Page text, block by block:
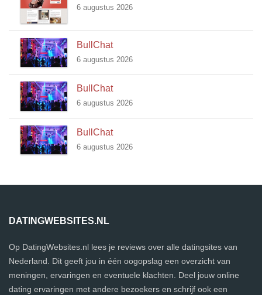
6 augustus 2026
BullChat
6 augustus 2026
BullChat
6 augustus 2026
BullChat
6 augustus 2026
DATINGWEBSITES.NL
Op DatingWebsites.nl lees je reviews over alle datingsites van
Nederland. Dit geeft jou in één oogopslag een overzicht van
meningen, ervaringen en eventuele klachten. Deel jouw online
dating ervaringen met andere bezoekers en schrijf ook een